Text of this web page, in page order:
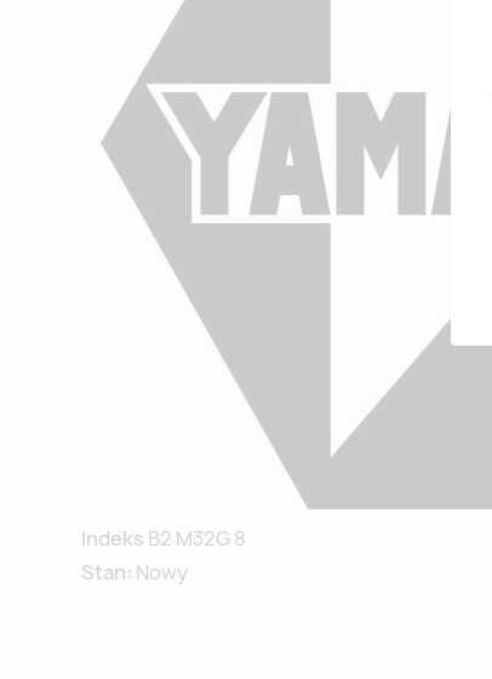
Indeks B2 M32G 8
Stan: Nowy